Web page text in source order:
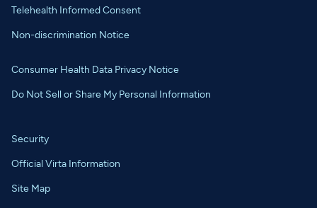
Telehealth Informed Consent
Non-discrimination Notice
Consumer Health Data Privacy Notice
Do Not Sell or Share My Personal Information
Security
Official Virta Information
Site Map